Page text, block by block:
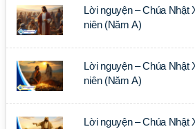
Lời nguyện – Chúa Nhật
niên (Năm A)
Lời nguyện – Chúa Nhật
niên (Năm A)
Lời nguyện – Chúa Nhật